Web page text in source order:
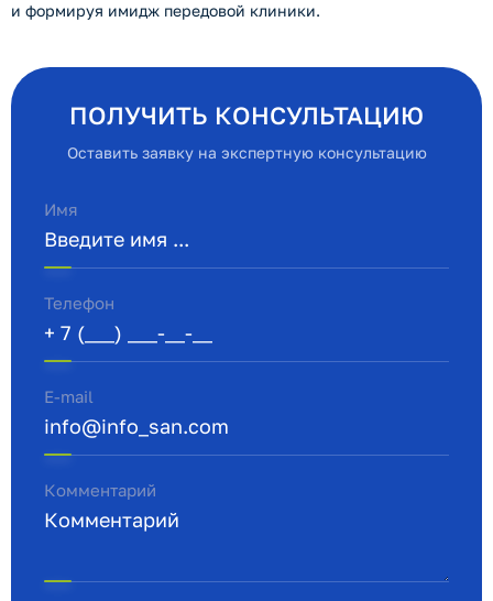
и формируя имидж передовой клиники.
ПОЛУЧИТЬ КОНСУЛЬТАЦИЮ
Оставить заявку на экспертную консультацию
Имя
Телефон
E-mail
Комментарий